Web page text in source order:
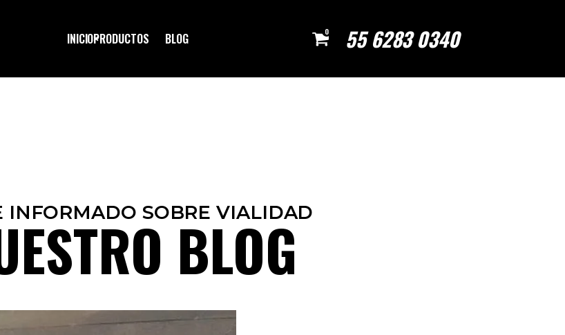
INICIOPRODUCTOS BLOG 0 55 6283 0340
INFORMADO SOBRE VIALIDAD
BLOG